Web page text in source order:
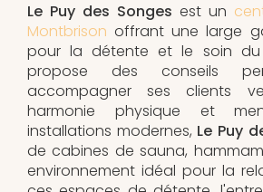
Le Puy des Songes est un
Montbrison offrant une large
pour la détente et le soin du
propose des conseils
accompagner ses clients
harmonie physique et
installations modernes, Le Puy
de cabines de sauna,
environnement idéal pour la